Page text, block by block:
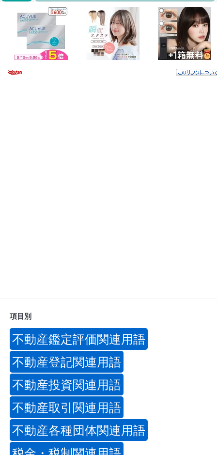
項目別
不動産鑑定評価関連用語
不動産登記関連用語
不動産投資関連用語
不動産取引関連用語
不動産各種団体関連用語